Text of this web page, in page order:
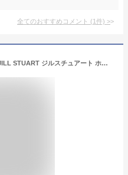
全てのおすすめコメント (1件) >
【セット品・ラッピング済み】JILL STUART ジルスチュアート ホワイトフローラル ヘアケア トラベルセット（シャンプー ＆ コンディショナー＆ ヘアマスク）トラベルキット & ハンカチ 母の日 ギフト 化粧品 誕生日 プレゼント ショッパー付き（ピンク）